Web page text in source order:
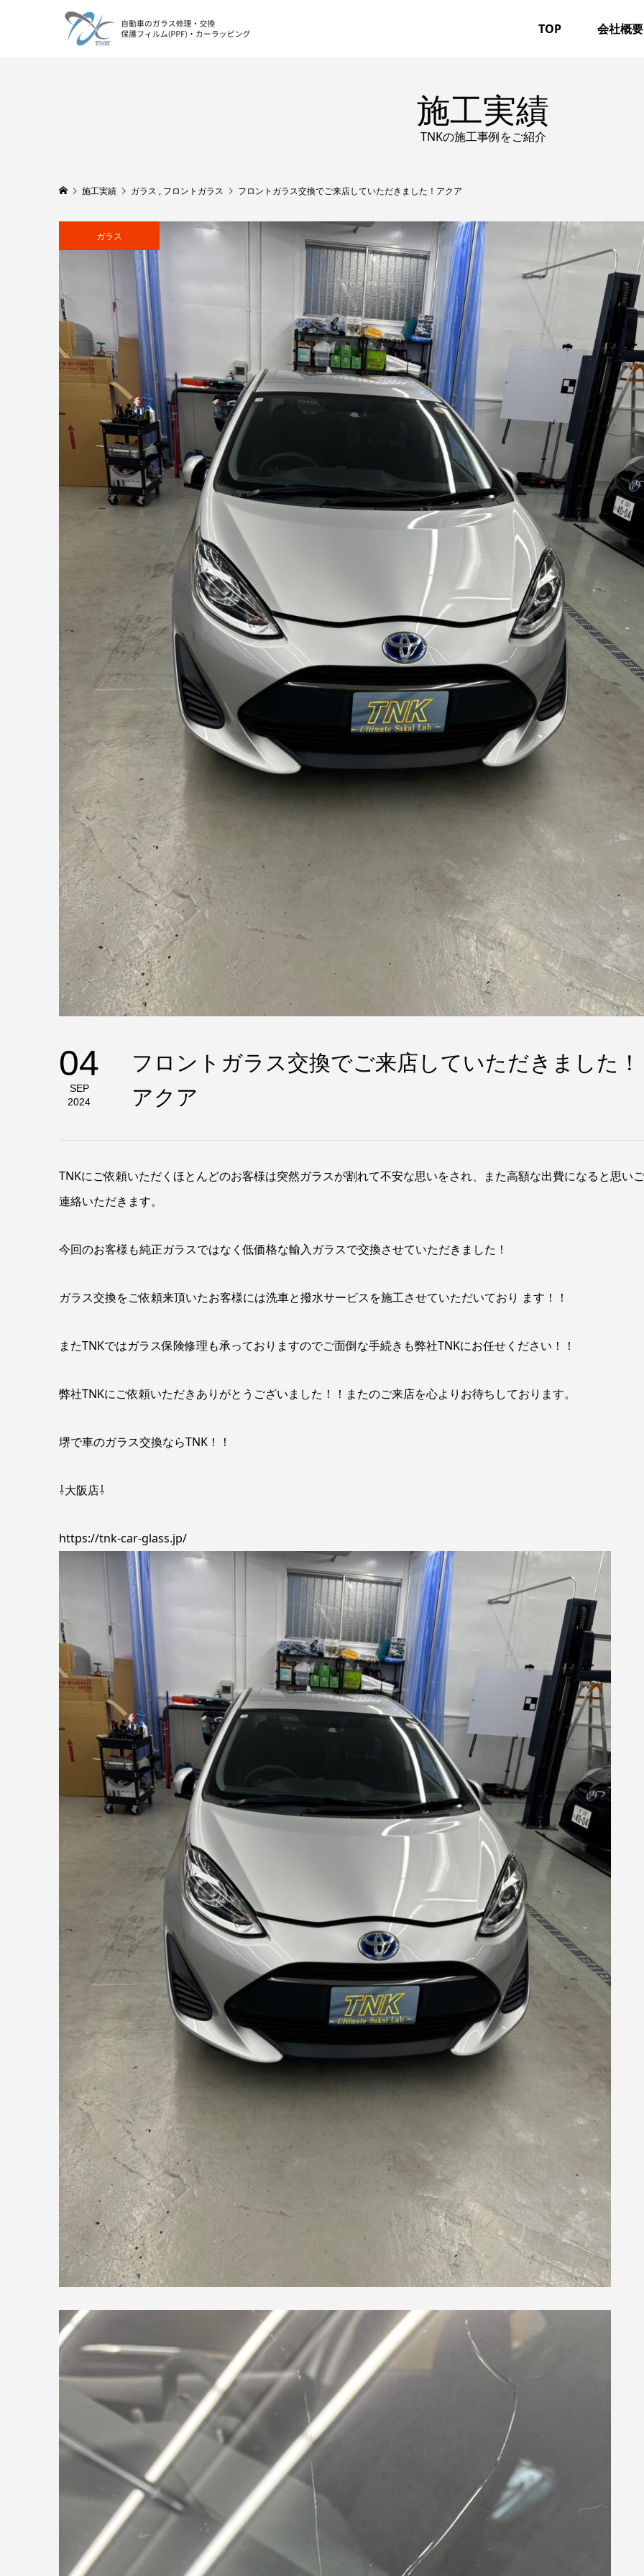
TOP 会社概要
施工実績
TNKの施工事例をご紹介
施工実績 ガラス , フロントガラス フロントガラス交換でご来店していただきました！アクア
ガラス
04
SEP
2024
フロントガラス交換でご来店していただきました！
アクア
TNKにご依頼いただくほとんどのお客様は突然ガラスが割れて不安な思いをされ、また高額な出費になると思いご
連絡いただきます。
今回のお客様も純正ガラスではなく低価格な輸入ガラスで交換させていただきました！
ガラス交換をご依頼来頂いたお客様には洗車と撥水サービスを施工させていただいており ます！！
またTNKではガラス保険修理も承っておりますのでご面倒な手続きも弊社TNKにお任せください！！
弊社TNKにご依頼いただきありがとうございました！！またのご来店を心よりお待ちしております。
堺で車のガラス交換ならTNK！！
⇩大阪店⇩
https://tnk-car-glass.jp/